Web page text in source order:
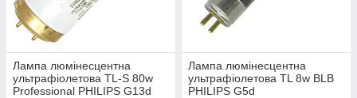
Лампа люмінесцентна
ультрафіолетова TL-S 80w
Professional PHILIPS G13d
Лампа люмінесцентна
ультрафіолетова TL 8w BLB
PHILIPS G5d